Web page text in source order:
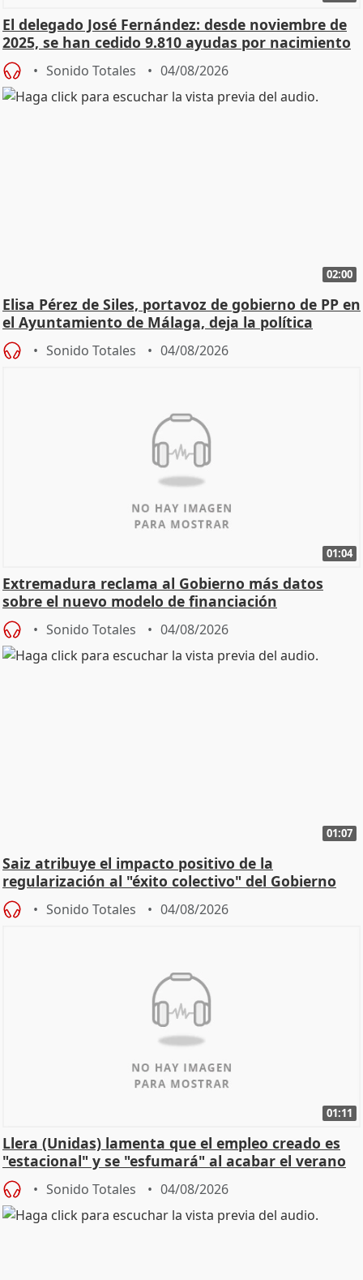
El delegado José Fernández: desde noviembre de
2025, se han cedido 9.810 ayudas por nacimiento
Sonido Totales 04/08/2026
02:00
Elisa Pérez de Siles, portavoz de gobierno de PP en
el Ayuntamiento de Málaga, deja la política
Sonido Totales 04/08/2026
01:04
Extremadura reclama al Gobierno más datos
sobre el nuevo modelo de financiación
Sonido Totales 04/08/2026
01:07
Saiz atribuye el impacto positivo de la
regularización al "éxito colectivo" del Gobierno
Sonido Totales 04/08/2026
01:11
Llera (Unidas) lamenta que el empleo creado es
"estacional" y se "esfumará" al acabar el verano
Sonido Totales 04/08/2026